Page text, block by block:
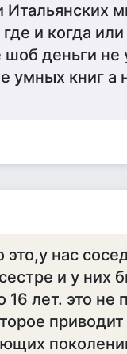
Итальянских
и когда
шоб деньги не
умных книг а
это,у нас
и у них
лет. это не